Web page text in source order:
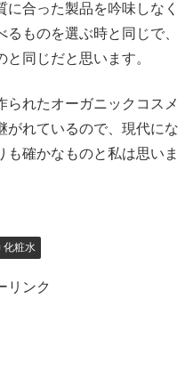
に合った製品を吟味しなく
ものを選ぶ時と同じで、
同じだと思います。
られたオーガニックコスメ
がれているので、現代にな
も確かなものと私は思いま
化粧水
リンク